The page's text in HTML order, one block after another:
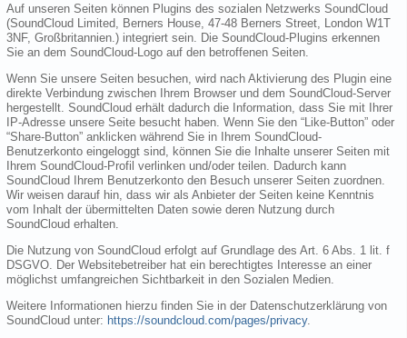
Auf unseren Seiten können Plugins des sozialen Netzwerks SoundCloud
(SoundCloud Limited, Berners House, 47-48 Berners Street, London W1T
3NF, Großbritannien.) integriert sein. Die SoundCloud-Plugins erkennen
Sie an dem SoundCloud-Logo auf den betroffenen Seiten.
Wenn Sie unsere Seiten besuchen, wird nach Aktivierung des Plugin eine
direkte Verbindung zwischen Ihrem Browser und dem SoundCloud-Server
hergestellt. SoundCloud erhält dadurch die Information, dass Sie mit Ihrer
IP-Adresse unsere Seite besucht haben. Wenn Sie den “Like-Button” oder
“Share-Button” anklicken während Sie in Ihrem SoundCloud-
Benutzerkonto eingeloggt sind, können Sie die Inhalte unserer Seiten mit
Ihrem SoundCloud-Profil verlinken und/oder teilen. Dadurch kann
SoundCloud Ihrem Benutzerkonto den Besuch unserer Seiten zuordnen.
Wir weisen darauf hin, dass wir als Anbieter der Seiten keine Kenntnis
vom Inhalt der übermittelten Daten sowie deren Nutzung durch
SoundCloud erhalten.
Die Nutzung von SoundCloud erfolgt auf Grundlage des Art. 6 Abs. 1 lit. f
DSGVO. Der Websitebetreiber hat ein berechtigtes Interesse an einer
möglichst umfangreichen Sichtbarkeit in den Sozialen Medien.
Weitere Informationen hierzu finden Sie in der Datenschutzerklärung von
SoundCloud unter: https://soundcloud.com/pages/privacy.